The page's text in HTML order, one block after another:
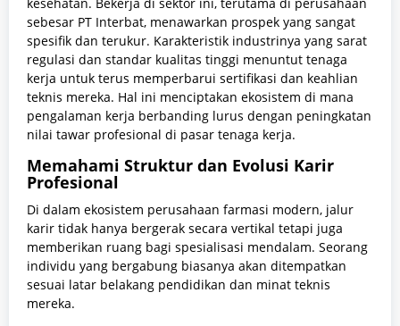
sebesar PT Interbat, menawarkan prospek yang sangat
spesifik dan terukur. Karakteristik industrinya yang sarat
regulasi dan standar kualitas tinggi menuntut tenaga
kerja untuk terus memperbarui sertifikasi dan keahlian
teknis mereka. Hal ini menciptakan ekosistem di mana
pengalaman kerja berbanding lurus dengan peningkatan
nilai tawar profesional di pasar tenaga kerja.
Memahami Struktur dan Evolusi Karir
Profesional
Di dalam ekosistem perusahaan farmasi modern, jalur
karir tidak hanya bergerak secara vertikal tetapi juga
memberikan ruang bagi spesialisasi mendalam. Seorang
individu yang bergabung biasanya akan ditempatkan
sesuai latar belakang pendidikan dan minat teknis
mereka.